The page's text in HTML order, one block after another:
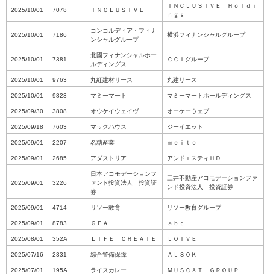
2025/10/01 7078 ＩＮＣＬＵＳＩＶＥ
ＩＮＣＬＵＳＩＶＥ Ｈｏｌｄｉ
ｎｇｓ
2025/10/01 7186
コンコルディア・フィナ
ンシャルグループ
横浜フィナンシャルグループ
2025/10/01 7381
北國フィナンシャルホー
ルディングス
ＣＣＩグループ
2025/10/01 9763 丸紅建材リース 丸建リース
2025/10/01 9823 マミーマート マミーマートホールディングス
2025/09/30 3808 オウケイウェイヴ オーケーウェブ
2025/09/18 7603 マックハウス ジーイエット
2025/09/01 2207 名糖産業 ｍｅｉｔｏ
2025/09/01 2685 アダストリア アンドエスティＨＤ
2025/09/01 3226
日本アコモデーションフ
ァンド投資法人 投資証
券
三井不動産アコモデーションファ
ンド投資法人 投資証券
2025/09/01 4714 リソー教育 リソー教育グループ
2025/09/01 8783 ＧＦＡ ａｂｃ
2025/08/01 352A ＬＩＦＥ ＣＲＥＡＴＥ ＬＯＩＶＥ
2025/07/16 2331 綜合警備保障 ＡＬＳＯＫ
2025/07/01 195A ライスカレー ＭＵＳＣＡＴ ＧＲＯＵＰ